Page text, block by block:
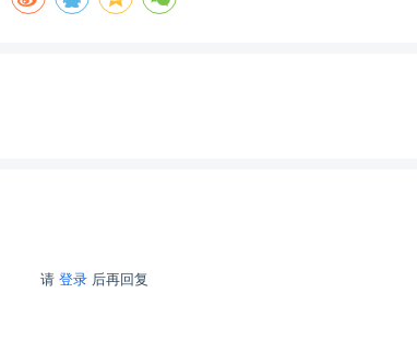
请 登录后再回复